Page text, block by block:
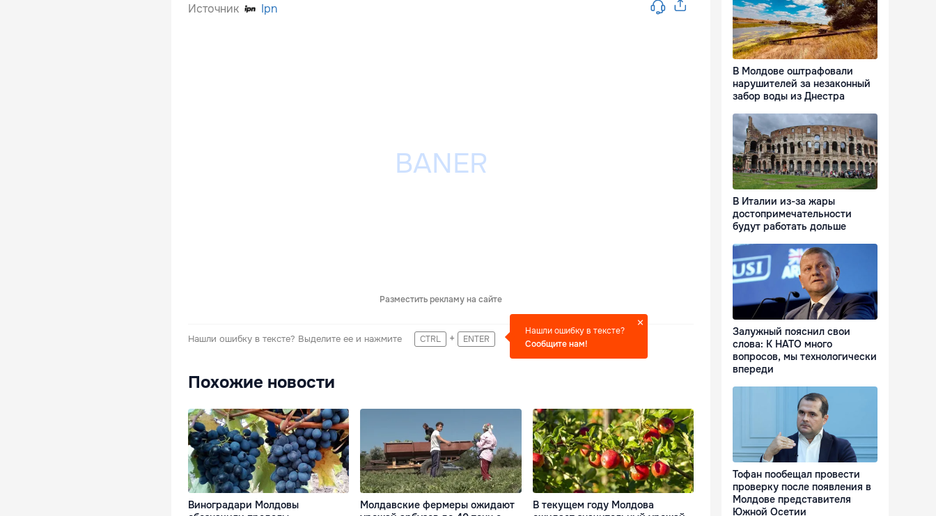
Источник Ipn
Разместить рекламу на сайте
Нашли ошибку в тексте? Выделите ее и нажмите CTRL + ENTER
Нашли ошибку в тексте?
Сообщите нам!
Похожие новости
Виноградари Молдовы
Молдавские фермеры ожидают
В текущем году Молдова
В Молдове оштрафовали
нарушителей за незаконный
забор воды из Днестра
В Италии из-за жары
достопримечательности
будут работать дольше
Залужный пояснил свои
слова: К НАТО много
вопросов, мы технологически
впереди
Тофан пообещал провести
проверку после появления в
Молдове представителя
Южной Осетии